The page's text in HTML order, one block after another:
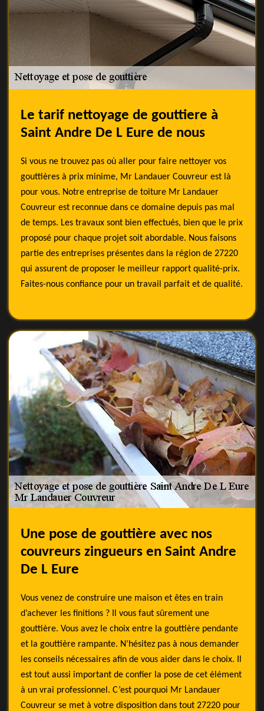
Le tarif nettoyage de gouttiere à
Saint Andre De L Eure de nous
Si vous ne trouvez pas où aller pour faire nettoyer vos
gouttières à prix minime, Mr Landauer Couvreur est là
pour vous. Notre entreprise de toiture Mr Landauer
Couvreur est reconnue dans ce domaine depuis pas mal
de temps. Les travaux sont bien effectués, bien que le prix
proposé pour chaque projet soit abordable. Nous faisons
partie des entreprises présentes dans la région de 27220
qui assurent de proposer le meilleur rapport qualité-prix.
Faites-nous confiance pour un travail parfait et de qualité.
Une pose de gouttière avec nos
couvreurs zingueurs en Saint Andre
De L Eure
Vous venez de construire une maison et êtes en train
d’achever les finitions ? Il vous faut sûrement une
gouttière. Vous avez le choix entre la gouttière pendante
et la gouttière rampante. N’hésitez pas à nous demander
les conseils nécessaires afin de vous aider dans le choix. Il
est tout aussi important de confier la pose de cet élément
à un vrai professionnel. C’est pourquoi Mr Landauer
Couvreur se met à votre disposition dans tout 27220 pour